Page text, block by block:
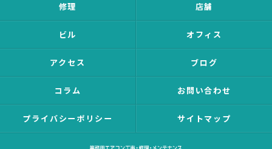
修理 店舗
ビル オフィス
アクセス ブログ
コラム お問い合わせ
プライバシーポリシー サイトマップ